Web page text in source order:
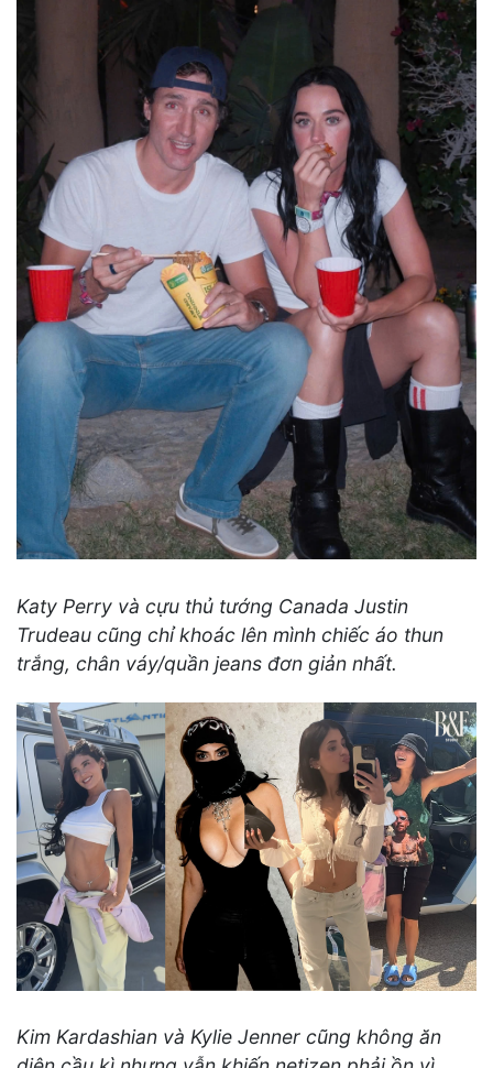
Katy Perry và cựu thủ tướng Canada Justin
Trudeau cũng chỉ khoác lên mình chiếc áo thun
trắng, chân váy/quần jeans đơn giản nhất.
Kim Kardashian và Kylie Jenner cũng không ăn